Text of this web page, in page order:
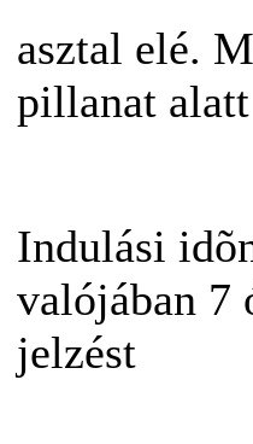
asztal elé.
pillanat
Indulási
valójában 7
jelzést